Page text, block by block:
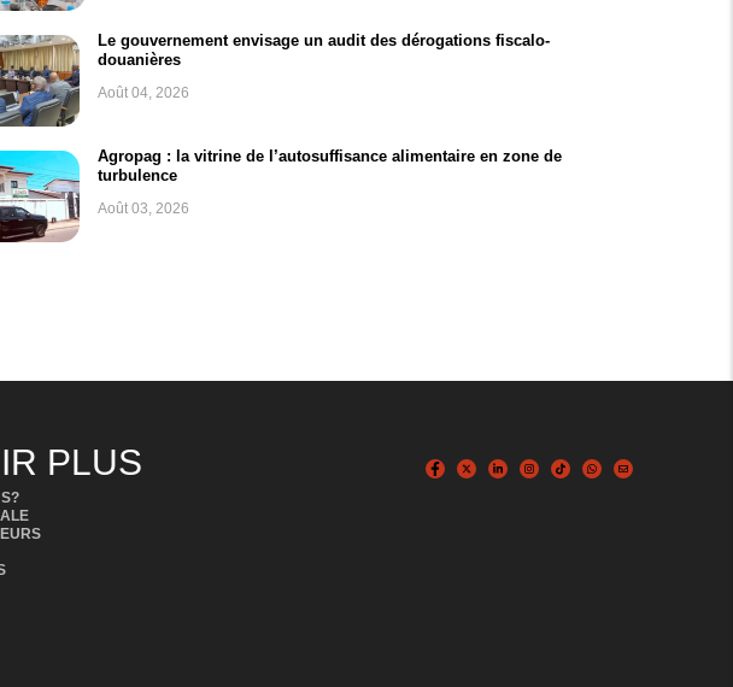
Le gouvernement envisage un audit des dérogations fiscalo-
douanières
Août 04, 2026
Agropag : la vitrine de l’autosuffisance alimentaire en zone de
turbulence
Août 03, 2026
PLUS